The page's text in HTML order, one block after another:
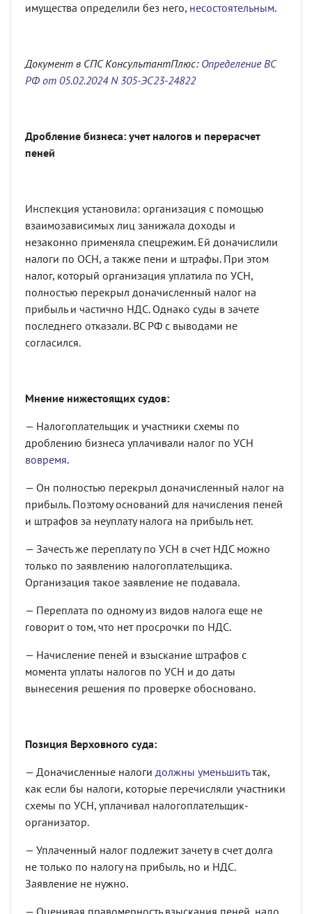
имущества определили без него, несостоятельным.
Документ в СПС КонсультантПлюс: Определение ВС
РФ от 05.02.2024 N 305-ЭС23-24822
Дробление бизнеса: учет налогов и перерасчет
пеней
Инспекция установила: организация с помощью
взаимозависимых лиц занижала доходы и
незаконно применяла спецрежим. Ей доначислили
налоги по ОСН, а также пени и штрафы. При этом
налог, который организация уплатила по УСН,
полностью перекрыл доначисленный налог на
прибыль и частично НДС. Однако суды в зачете
последнего отказали. ВС РФ с выводами не
согласился.
Мнение нижестоящих судов:
— Налогоплательщик и участники схемы по
дроблению бизнеса уплачивали налог по УСН
вовремя.
— Он полностью перекрыл доначисленный налог на
прибыль. Поэтому оснований для начисления пеней
и штрафов за неуплату налога на прибыль нет.
— Зачесть же переплату по УСН в счет НДС можно
только по заявлению налогоплательщика.
Организация такое заявление не подавала.
— Переплата по одному из видов налога еще не
говорит о том, что нет просрочки по НДС.
— Начисление пеней и взыскание штрафов с
момента уплаты налогов по УСН и до даты
вынесения решения по проверке обосновано.
Позиция Верховного суда:
— Доначисленные налоги должны уменьшитьтак,
как если бы налоги, которые перечисляли участники
схемы по УСН, уплачивал налогоплательщик-
организатор.
— Уплаченный налог подлежит зачету в счет долга
не только по налогу на прибыль, но и НДС.
Заявление не нужно.
— Оценивая правомерность взыскания пеней, надо